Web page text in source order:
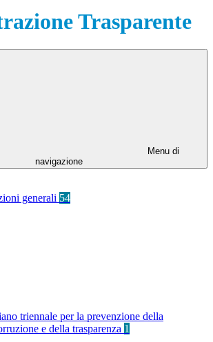
Trasparente
Menu di
navigazione
generali 54
triennale per la prevenzione della
e della trasparenza 1